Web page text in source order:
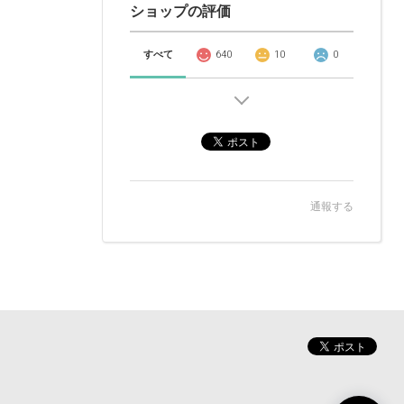
ショップの評価
すべて 640 10 0
通報する